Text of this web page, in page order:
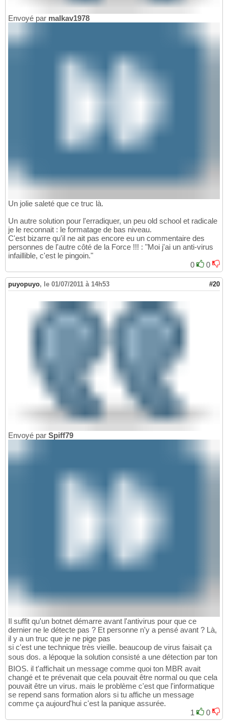
Envoyé par malkav1978
Un jolie saleté que ce truc là.
Un autre solution pour l'erradiquer, un peu old school et radicale
je le reconnait : le formatage de bas niveau.
C'est bizarre qu'il ne ait pas encore eu un commentaire des
personnes de l'autre côté de la Force !!! : "Moi j'ai un anti-virus
infaillible, c'est le pingoin."
0
0
puyopuyo, le 01/07/2011 à 14h53 #20
Envoyé par Spiff79
Il suffit qu'un botnet démarre avant l'antivirus pour que ce
dernier ne le détecte pas ? Et personne n'y a pensé avant ? Là,
il y a un truc que je ne pige pas
si c'est une technique très vieille. beaucoup de virus faisait ça
sous dos. a lépoque la solution consisté a une détection par ton
BIOS. il t'affichait un message comme quoi ton MBR avait
changé et te prévenait que cela pouvait être normal ou que cela
pouvait être un virus. mais le problème c'est que l'informatique
se repend sans formation alors si tu affiche un message
comme ça aujourd'hui c'est la panique assurée.
1
0